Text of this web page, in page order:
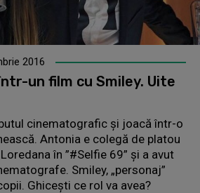
2016
un film cu Smiley. Uite
cinematografic și joacă într-o
Antonia e colegă de platou
în ”#Selfie 69” și a avut
Smiley, „personaj”
Ghiceşti ce rol va avea?